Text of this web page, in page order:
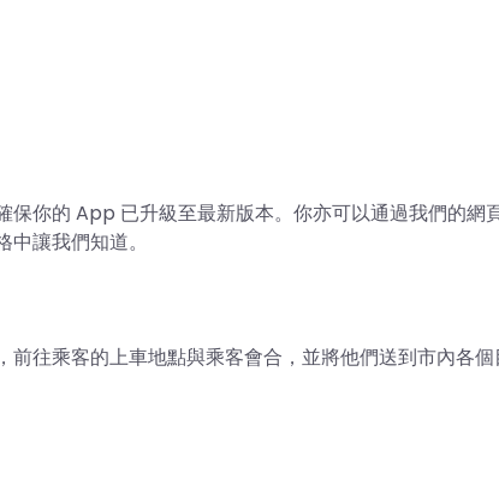
你的 App 已升級至最新版本。你亦可以通過我們的網頁
讓我們知道。
往乘客的上車地點與乘客會合，並將他們送到市內各個